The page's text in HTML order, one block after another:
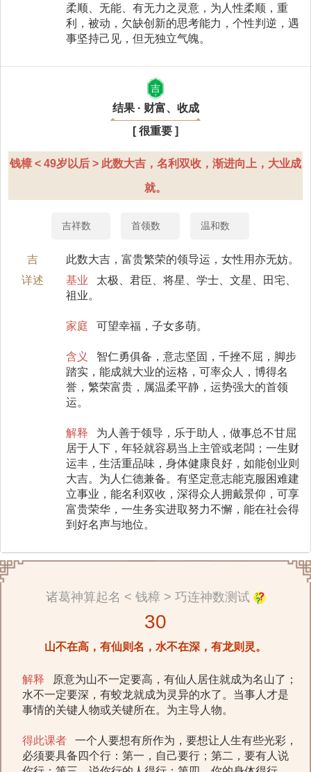
柔顺、无能、有无力之灵意，为人性柔顺，重
利，被动，欠缺创新的思考能力，个性判逆，遇
事坚持己见，但无独立气魄。
吉
结果 · 财富、收成
[ 很重要 ]
钱樟 < 49岁以后 > 此数大吉，名利双收，渐进向上，大业成
就。
吉祥数 首领数 温和数
吉
此数大吉，富贵繁荣的领导运，女性用亦无妨。
详述
基业
太极、君臣、将星、学士、文星、田宅、
祖业。
家庭 可望幸福，子女多萌。
含义
智仁勇俱备，意志坚固，千挫不屈，脚步
踏实，能成就大业的运格，可率众人，博得名
誉，繁荣富贵，属温柔平静，运势强大的首领
运。
解释
为人善于领导，乐于助人，做事总不甘屈
居于人下，年轻就容易当上主管或老闆；一生财
运丰，生活重品味，身体健康良好，如能创业则
大吉。为人仁德兼备。有坚定意志能克服困难建
立事业，能名利双收，深得众人拥戴景仰，可享
富贵荣华，一生务实进取努力不懈，能在社会得
到好名声与地位。
诸葛神算起名 < 钱樟 > 巧连神数测试
30
山不在高，有仙则名，水不在深，有龙则灵。
解释
原意为山不一定要高，有仙人居住就成为名山了；
水不一定要深，有蛟龙就成为灵异的水了。当事人才是
事情的关键人物或关键所在。为主导人物。
得此课者
一个人要想有所作为，要想让人生有些光彩，
必须要具备四个行：第一，自己要行；第二，要有人说